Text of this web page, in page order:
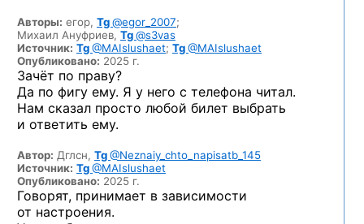
Авторы: егор, Tg@egor_2007;
Михаил Ануфриев, Tg@s3vas
Источник: Tg@MAIslushaet; Tg@MAIslushaet
Опубликовано: 2025 г.
Зачёт по праву?
Да по фигу ему. Я у него с телефона читал.
Нам сказал просто любой билет выбрать
и ответить ему.
Автор: Дглсн, Tg@Neznaiy_chto_napisatb_145
Источник: Tg@MAIslushaet
Опубликовано: 2025 г.
Говорят, принимает в зависимости
от настроения.